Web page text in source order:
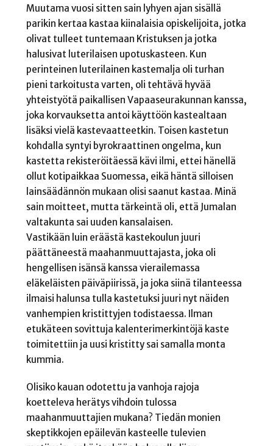
Muutama vuosi sitten sain lyhyen ajan sisällä
parikin kertaa kastaa kiinalaisia opiskelijoita, jotka
olivat tulleet tuntemaan Kristuksen ja jotka
halusivat luterilaisen upotuskasteen. Kun
perinteinen luterilainen kastemalja oli turhan
pieni tarkoitusta varten, oli tehtävä hyvää
yhteistyötä paikallisen Vapaaseurakunnan kanssa,
joka korvauksetta antoi käyttöön kastealtaan
lisäksi vielä kastevaatteetkin. Toisen kastetun
kohdalla syntyi byrokraattinen ongelma, kun
kastetta rekisteröitäessä kävi ilmi, ettei hänellä
ollut kotipaikkaa Suomessa, eikä häntä silloisen
lainsäädännön mukaan olisi saanut kastaa. Minä
sain moitteet, mutta tärkeintä oli, että Jumalan
valtakunta sai uuden kansalaisen.
Vastikään luin eräästä kastekoulun juuri
päättäneestä maahanmuuttajasta, joka oli
hengellisen isänsä kanssa vierailemassa
eläkeläisten päiväpiirissä, ja joka siinä tilanteessa
ilmaisi halunsa tulla kastetuksi juuri nyt näiden
vanhempien kristittyjen todistaessa. Ilman
etukäteen sovittuja kalenterimerkintöjä kaste
toimitettiin ja uusi kristitty sai samalla monta
kummia.
Olisiko kauan odotettu ja vanhoja rajoja
koetteleva herätys vihdoin tulossa
maahanmuuttajien mukana? Tiedän monien
skeptikkojen epäilevän kasteelle tulevien